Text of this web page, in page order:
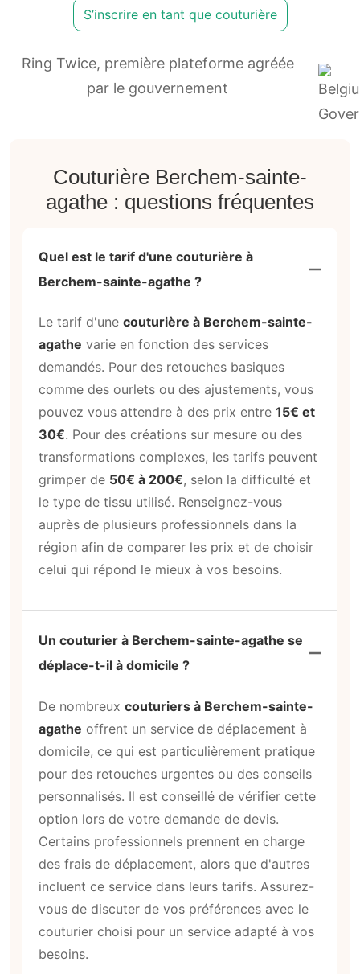
S’inscrire en tant que couturière
Ring Twice, première plateforme agréée
par le gouvernement
Couturière Berchem-sainte-
agathe : questions fréquentes
Quel est le tarif d'une couturière à
Berchem-sainte-agathe ?
Le tarif d'une couturière à Berchem-sainte-
agathe varie en fonction des services
demandés. Pour des retouches basiques
comme des ourlets ou des ajustements, vous
pouvez vous attendre à des prix entre 15€ et
30€. Pour des créations sur mesure ou des
transformations complexes, les tarifs peuvent
grimper de 50€ à 200€, selon la difficulté et
le type de tissu utilisé. Renseignez-vous
auprès de plusieurs professionnels dans la
région afin de comparer les prix et de choisir
celui qui répond le mieux à vos besoins.
Un couturier à Berchem-sainte-agathe se
déplace-t-il à domicile ?
De nombreux couturiers à Berchem-sainte-
agathe offrent un service de déplacement à
domicile, ce qui est particulièrement pratique
pour des retouches urgentes ou des conseils
personnalisés. Il est conseillé de vérifier cette
option lors de votre demande de devis.
Certains professionnels prennent en charge
des frais de déplacement, alors que d'autres
incluent ce service dans leurs tarifs. Assurez-
vous de discuter de vos préférences avec le
couturier choisi pour un service adapté à vos
besoins.